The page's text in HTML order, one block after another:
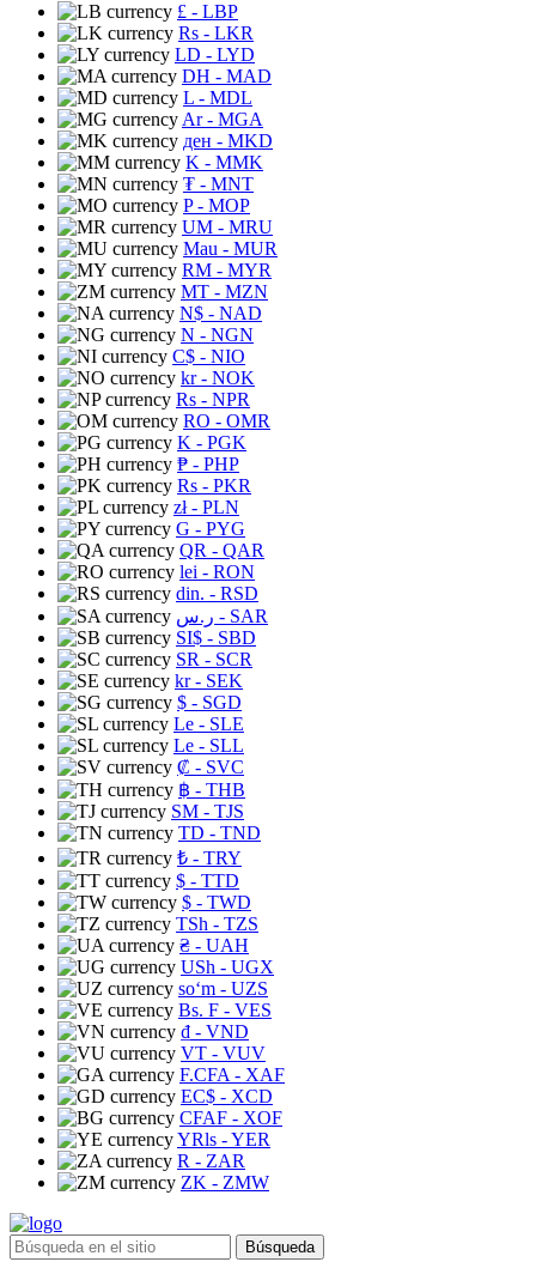
£ - LBP
Rs - LKR
LD - LYD
DH - MAD
L - MDL
Ar- MGA
ден - MKD
K - MMK
₮ - MNT
P- MOP
UM - MRU
Mau - MUR
RM - MYR
MT - MZN
N$ - NAD
N - NGN
C$ - NIO
kr- NOK
Rs - NPR
RO - OMR
K - PGK
₱ - PHP
Rs - PKR
zł- PLN
G - PYG
QR - QAR
lei - RON
din. - RSD
ر.س - SAR
SI$ - SBD
SR - SCR
kr- SEK
$ - SGD
Le - SLE
Le - SLL
₡ - SVC
฿ - THB
ЅМ - TJS
TD - TND
₺ - TRY
$ - TTD
$ - TWD
TSh - TZS
₴ - UAH
USh - UGX
soʻm - UZS
Bs. F - VES
₫ - VND
VT - VUV
F.CFA - XAF
EC$ - XCD
CFAF - XOF
YRls - YER
R - ZAR
ZK - ZMW
Búsqueda